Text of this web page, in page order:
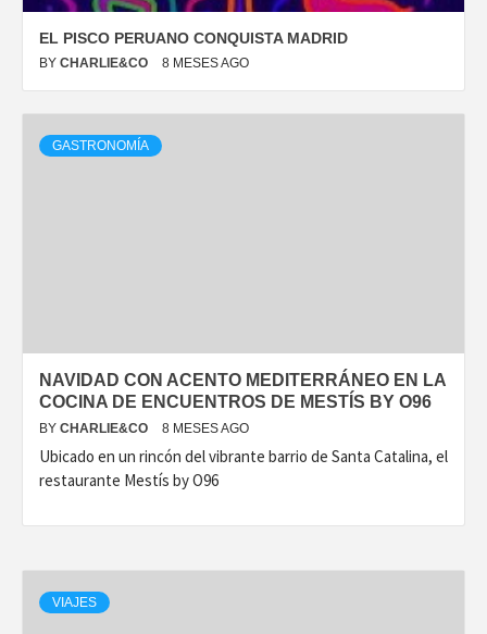
EL PISCO PERUANO CONQUISTA MADRID
BY CHARLIE&CO 8 MESES AGO
GASTRONOMÍA
NAVIDAD CON ACENTO MEDITERRÁNEO EN LA
COCINA DE ENCUENTROS DE MESTÍS BY O96
BY CHARLIE&CO 8 MESES AGO
Ubicado en un rincón del vibrante barrio de Santa Catalina, el
restaurante Mestís by O96
VIAJES